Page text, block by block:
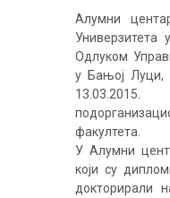
Алумни
Универзитета
Одлуком
у Бањој Луци,
факултета.
У Алумни
који су
докторирали